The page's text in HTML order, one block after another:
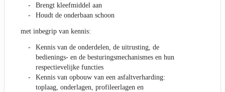
Brengt kleefmiddel aan
Houdt de onderbaan schoon
met inbegrip van kennis:
Kennis van de onderdelen, de uitrusting, de
bedienings- en de besturingsmechanismes en hun
respectievelijke functies
Kennis van opbouw van een asfaltverharding:
toplaag, onderlagen, profileerlagen en